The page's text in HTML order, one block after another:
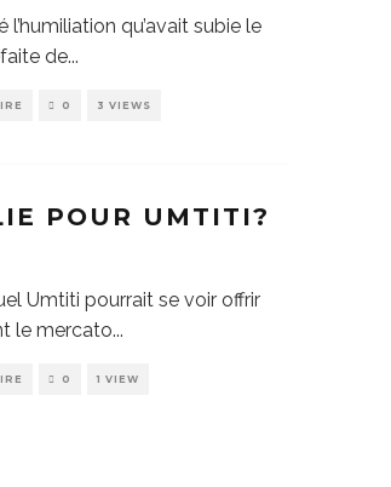
l’humiliation qu’avait subie le
de...
0 3 VIEWS
POUR UMTITI?
Umtiti pourrait se voir offrir
le mercato...
0 1 VIEW